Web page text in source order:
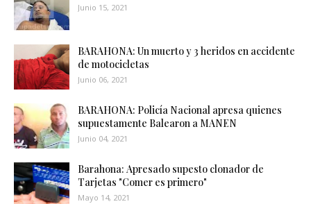
Junio 15, 2021
BARAHONA: Un muerto y 3 heridos en accidente
de motocicletas
Junio 06, 2021
BARAHONA: Policía Nacional apresa quienes
supuestamente Balearon a MANEN
Junio 04, 2021
Barahona: Apresado supesto clonador de
Tarjetas "Comer es primero"
Mayo 14, 2021